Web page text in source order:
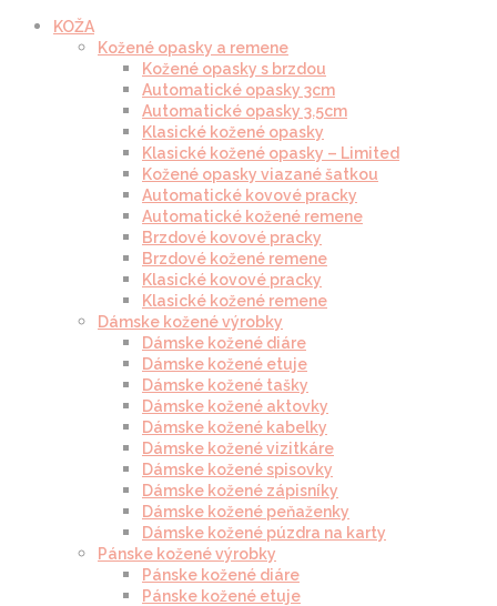
KOŽA
Kožené opasky a remene
Kožené opasky s brzdou
Automatické opasky 3cm
Automatické opasky 3.5cm
Klasické kožené opasky
Klasické kožené opasky – Limited
Kožené opasky viazané šatkou
Automatické kovové pracky
Automatické kožené remene
Brzdové kovové pracky
Brzdové kožené remene
Klasické kovové pracky
Klasické kožené remene
Dámske kožené výrobky
Dámske kožené diáre
Dámske kožené etuje
Dámske kožené tašky
Dámske kožené aktovky
Dámske kožené kabelky
Dámske kožené vizitkáre
Dámske kožené spisovky
Dámske kožené zápisníky
Dámske kožené peňaženky
Dámske kožené púzdra na karty
Pánske kožené výrobky
Pánske kožené diáre
Pánske kožené etuje